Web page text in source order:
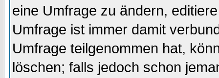
eine Umfrage zu ändern,
Umfrage ist immer damit
Umfrage teilgenommen hat,
löschen; falls jedoch schon